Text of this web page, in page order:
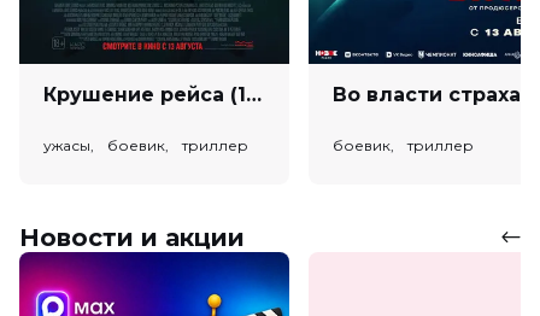
Крушение рейса (18+)
ужасы, боевик, триллер боевик, триллер
Новости и акции